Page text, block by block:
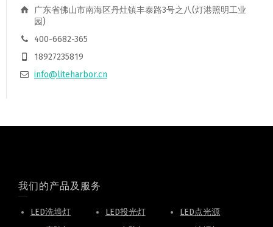
广东省佛山市南海区丹灶镇丰泰路3号之八(灯港照明工业
园)
400-6682-365
18927235819
info@liteharbor.cn
我们的产品及服务
LED洗墙灯 LED投光灯
LED点光源